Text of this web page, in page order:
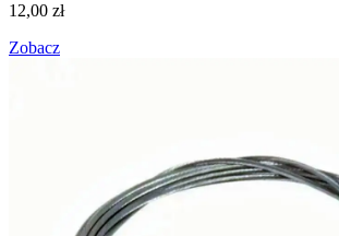
12,00 zł
Zobacz